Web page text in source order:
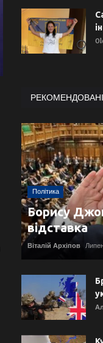
Політика
Борису
відставка
Віталій Архіпов